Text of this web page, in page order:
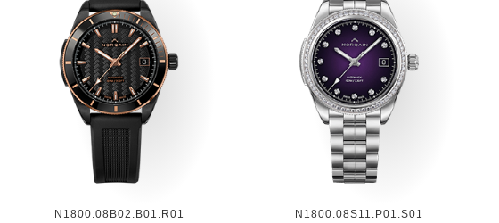
N1800.08B02.B01.R01
N1800.08S11.P01.S01